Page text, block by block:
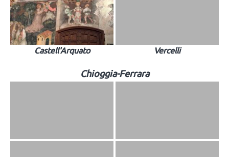
Castell'Arquato Vercelli
Chioggia-Ferrara